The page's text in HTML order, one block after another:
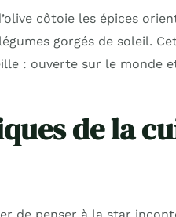
côtoie les épices
gorgés de soleil.
: ouverte sur le monde
de la